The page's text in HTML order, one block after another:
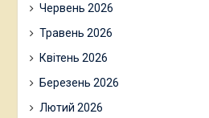
Червень 2026
Травень 2026
Квітень 2026
Березень 2026
Лютий 2026